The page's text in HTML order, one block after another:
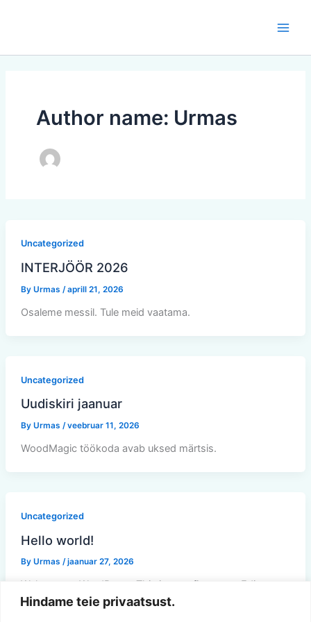
Hindame teie privaatsust.
Author name: Urmas
Uncategorized
INTERJÖÖR 2026
By Urmas /aprill 21, 2026
Osaleme messil. Tule meid vaatama.
Uncategorized
Uudiskiri jaanuar
By Urmas /veebruar 11, 2026
WoodMagic töökoda avab uksed märtsis.
Uncategorized
Hello world!
By Urmas /jaanuar 27, 2026
Welcome to WordPress. This is your first post. Edit or
delete it, then start writing!